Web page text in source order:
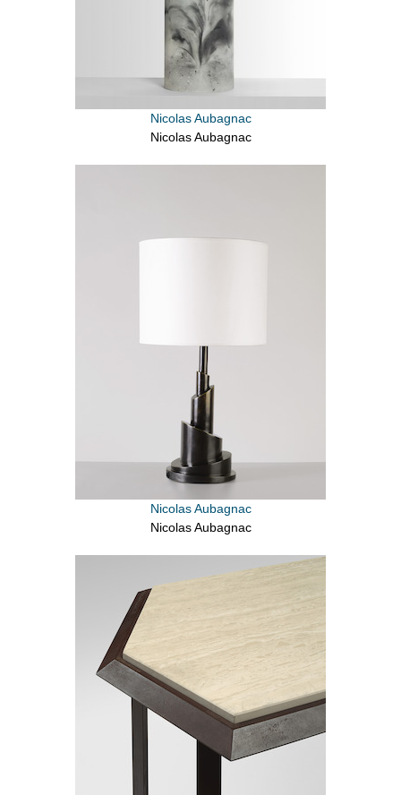
Nicolas Aubagnac
Nicolas Aubagnac
Nicolas Aubagnac
Nicolas Aubagnac